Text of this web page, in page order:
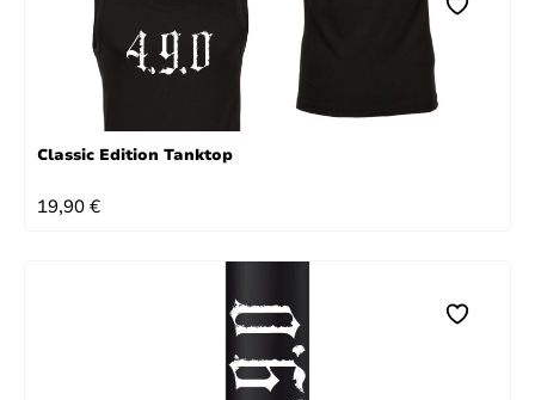
Classic Edition Tanktop
REGULÄRER PREIS:
19,90 €